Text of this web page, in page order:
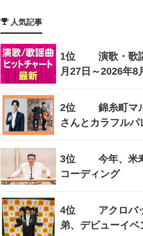
人気記事
1位
演歌・歌
月27日～2026年8
2位
錦糸町マ
さんとカラフルパ
3位
今年、米
コーディング
4位
アクロバ
弟、デビューイベ